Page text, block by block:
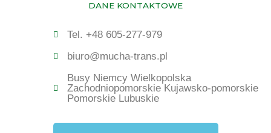
DANE KONTAKTOWE
Tel. +48 605-277-979
biuro@mucha-trans.pl
Busy Niemcy Wielkopolska
Zachodniopomorskie Kujawsko-pomorskie
Pomorskie Lubuskie